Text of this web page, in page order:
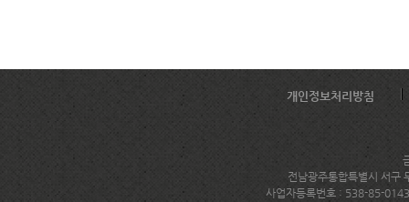
개인정보처리방침
전남광주통합특별시 서
사업자등록번호 : 538-85-